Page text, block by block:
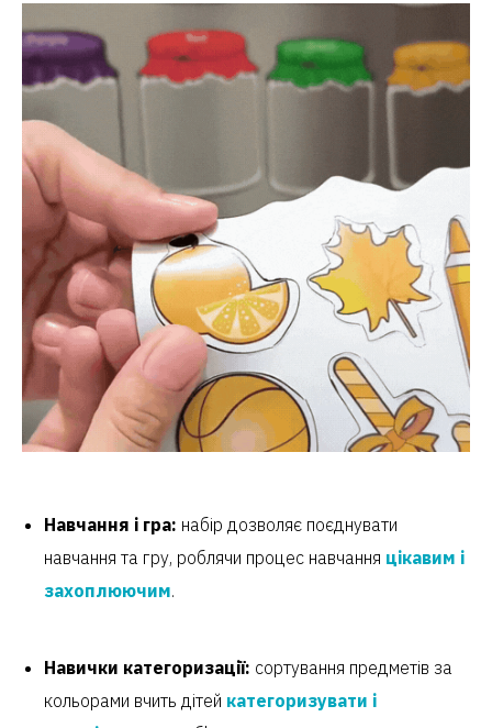
Навчання і гра: набір дозволяє поєднувати
навчання та гру, роблячи процес навчання цікавим і
захоплюючим.
Навички категоризації: сортування предметів за
кольорами вчить дітей категоризувати і